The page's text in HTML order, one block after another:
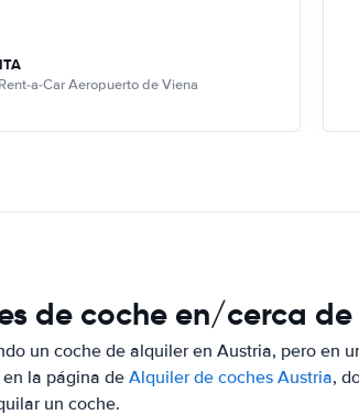
a-Car Aeropuerto de Viena
de coche en/cerca
un coche de alquiler en Austria, pero en
la página de Alquiler de coches Austria,
un coche.